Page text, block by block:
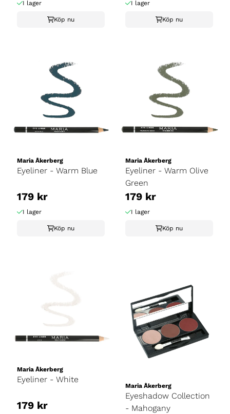
I lager
Köp nu
I lager
Köp nu
Maria Åkerberg
Eyeliner - Warm Blue
179 kr
I lager
Köp nu
Maria Åkerberg
Eyeliner - Warm Olive
Green
179 kr
I lager
Köp nu
Maria Åkerberg
Eyeliner - White
179 kr
Maria Åkerberg
Eyeshadow Collection
- Mahogany